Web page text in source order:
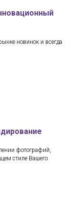
новинок и всегда
фотографий,
стиле Вашего